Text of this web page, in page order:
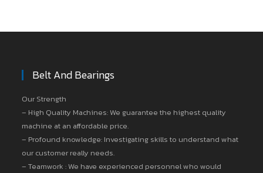
Belt And Bearings
Our Strength
– High Quality Machines: We guarantee the highest quality
machine at an affordable price.
– Profound knowledge: Investigating skills to understand what
our customer really needs.
– Teamwork : We have experienced personnel who would